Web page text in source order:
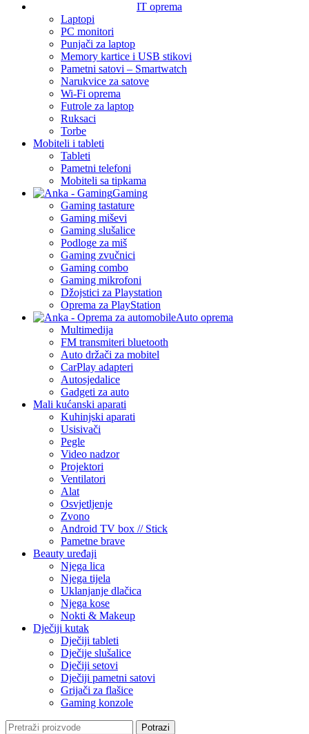
IT oprema
Laptopi
PC monitori
Punjači za laptop
Memory kartice i USB stikovi
Pametni satovi – Smartwatch
Narukvice za satove
Wi-Fi oprema
Futrole za laptop
Ruksaci
Torbe
Mobiteli i tableti
Tableti
Pametni telefoni
Mobiteli sa tipkama
Gaming
Gaming tastature
Gaming miševi
Gaming slušalice
Podloge za miš
Gaming zvučnici
Gaming combo
Gaming mikrofoni
Džojstici za Playstation
Oprema za PlayStation
Auto oprema
Multimedija
FM transmiteri bluetooth
Auto držači za mobitel
CarPlay adapteri
Autosjedalice
Gadgeti za auto
Mali kućanski aparati
Kuhinjski aparati
Usisivači
Pegle
Video nadzor
Projektori
Ventilatori
Alat
Osvjetljenje
Zvono
Android TV box // Stick
Pametne brave
Beauty uređaji
Njega lica
Njega tijela
Uklanjanje dlačica
Njega kose
Nokti & Makeup
Dječiji kutak
Dječiji tableti
Dječije slušalice
Dječiji setovi
Dječiji pametni satovi
Grijači za flašice
Gaming konzole
Potrazi